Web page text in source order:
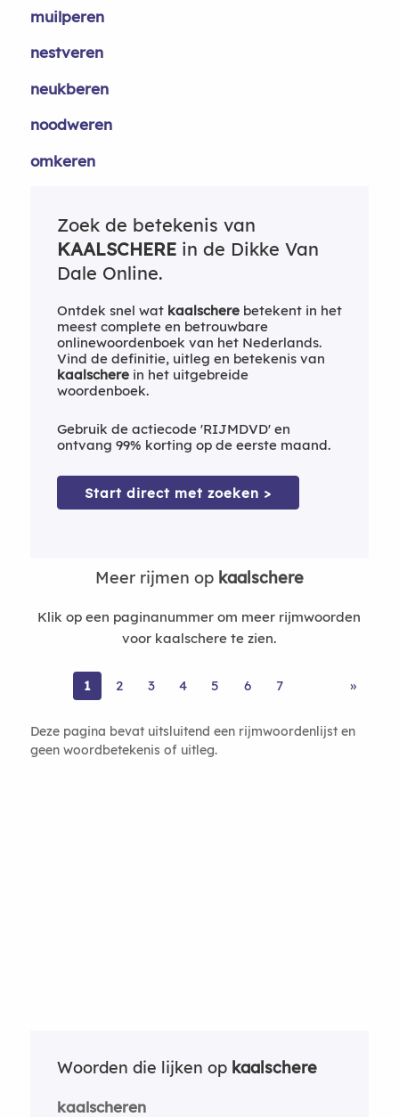
muilperen
nestveren
neukberen
noodweren
omkeren
Zoek de betekenis van
KAALSCHEREin de Dikke Van
Dale Online.
Ontdek snel wat kaalscherebetekent in het
meest complete en betrouwbare
onlinewoordenboek van het Nederlands.
Vind de definitie, uitleg en betekenis van
kaalscherein het uitgebreide
woordenboek.
Gebruik de actiecode 'RIJMDVD' en
ontvang 99% korting op de eerste maand.
Start direct met zoeken >
Meer rijmen op kaalschere
Klik op een paginanummer om meer rijmwoorden
voor kaalschere te zien.
1 2 3 4 5 6 7 »
Deze pagina bevat uitsluitend een rijmwoordenlijst en
geen woordbetekenis of uitleg.
Woorden die lijken op kaalschere
kaalscheren